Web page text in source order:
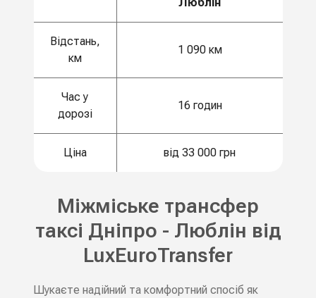
Відстань,
км
1 090 км
Час у
дорозі
16 годин
Ціна від 33 000 грн
Міжміське трансфер
таксі Дніпро - Люблін від
LuxEuroTransfer
Шукаєте надійний та комфортний спосіб як